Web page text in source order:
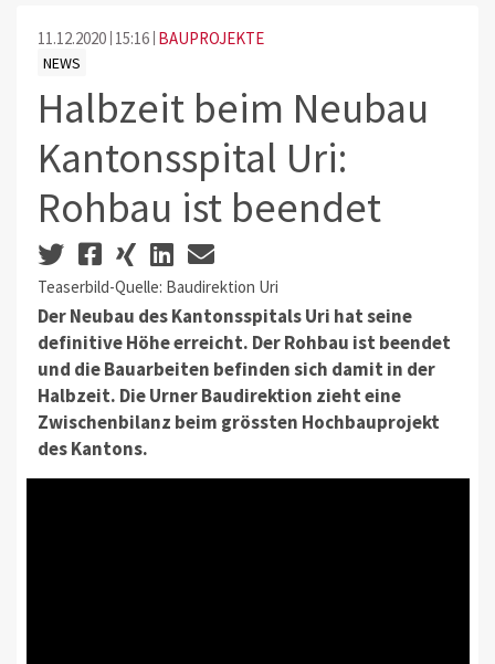
11.12.2020 15:16 BAUPROJEKTE
NEWS
Halbzeit beim Neubau
Kantonsspital Uri:
Rohbau ist beendet
Teaserbild-Quelle: Baudirektion Uri
Der Neubau des Kantonsspitals Uri hat seine
definitive Höhe erreicht. Der Rohbau ist beendet
und die Bauarbeiten befinden sich damit in der
Halbzeit. Die Urner Baudirektion zieht eine
Zwischenbilanz beim grössten Hochbauprojekt
des Kantons.